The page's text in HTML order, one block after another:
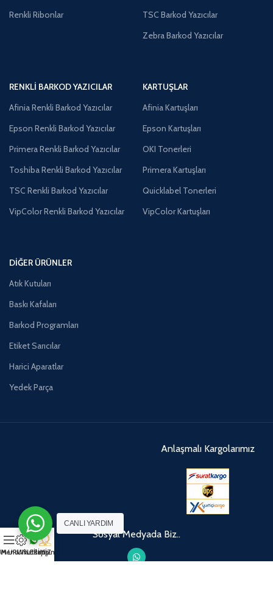
Renkli Ribonlar
TSC Barkod Yazıcılar
Zebra Barkod Yazıcılar
RENKLI BARKOD YAZICILAR
Afinia Renkli Barkod Yazıcılar
Epson Renkli Barkod Yazıcılar
Primera Renkli Barkod Yazıcılar
Toshiba Renkli Barkod Yazıcılar
TSC Renkli Barkod Yazıcılar
VipColor Renkli Barkod Yazıcılar
KARTUŞLAR
Afinia Kartuşları
Epson Kartuşları
OKI Tonerleri
Primera Kartuşları
Quicklabel Tonerleri
VipColor Kartuşları
DIĞER ÜRÜNLER
Atık Kutuları
Baskı Kafaları
Barkod Programları
Etiket Sarıcılar
Harici Aparatlar
Yedek Parça
Anlaşmalı Kargolarımız
Sosyal Medyada Biz..
CANLI YARDIM
Menu
ÜRÜNLERİMİZ
Whatsapp
İletişim